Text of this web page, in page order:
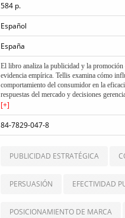
584 p.
Español
España
El libro analiza la publicidad y la promoción
evidencia empírica. Tellis examina cómo
comportamiento del consumidor en la
respuestas del mercado y decisiones
optimizar estrategias de comunicación
[+]
84-7829-047-8
PUBLICIDAD ESTRATÉGICA
PERSUASIÓN EFECTIVIDAD
POSICIONAMIENTO DE MARCA